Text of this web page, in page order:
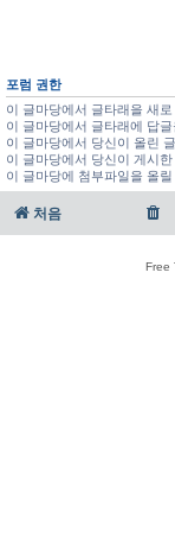
포럼 권한
이 글마당에서 글타래을 새로
이 글마당에서 글타래에 답글
이 글마당에서 당신이 올린
이 글마당에서 당신이 게시
이 글마당에 첨부파일을 올릴
처음
Free